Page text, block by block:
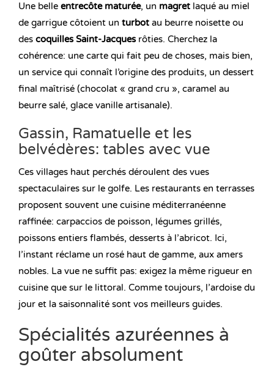
Une belle entrecôte maturée, un magret laqué au miel
de garrigue côtoient un turbot au beurre noisette ou
des coquilles Saint-Jacquesrôties. Cherchez la
cohérence: une carte qui fait peu de choses, mais bien,
un service qui connaît l’origine des produits, un dessert
final maîtrisé (chocolat « grand cru », caramel au
beurre salé, glace vanille artisanale).
Gassin, Ramatuelle et les
belvédères: tables avec vue
Ces villages haut perchés déroulent des vues
spectaculaires sur le golfe. Les restaurants en terrasses
proposent souvent une cuisine méditerranéenne
raffinée: carpaccios de poisson, légumes grillés,
poissons entiers flambés, desserts à l’abricot. Ici,
l’instant réclame un rosé haut de gamme, aux amers
nobles. La vue ne suffit pas: exigez la même rigueur en
cuisine que sur le littoral. Comme toujours, l’ardoise du
jour et la saisonnalité sont vos meilleurs guides.
Spécialités azuréennes à
goûter absolument